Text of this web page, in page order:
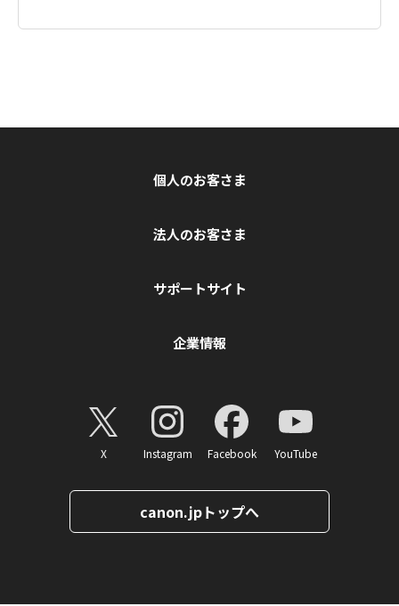
個人のお客さま
法人のお客さま
サポートサイト
企業情報
X Instagram Facebook YouTube
canon.jpトップへ